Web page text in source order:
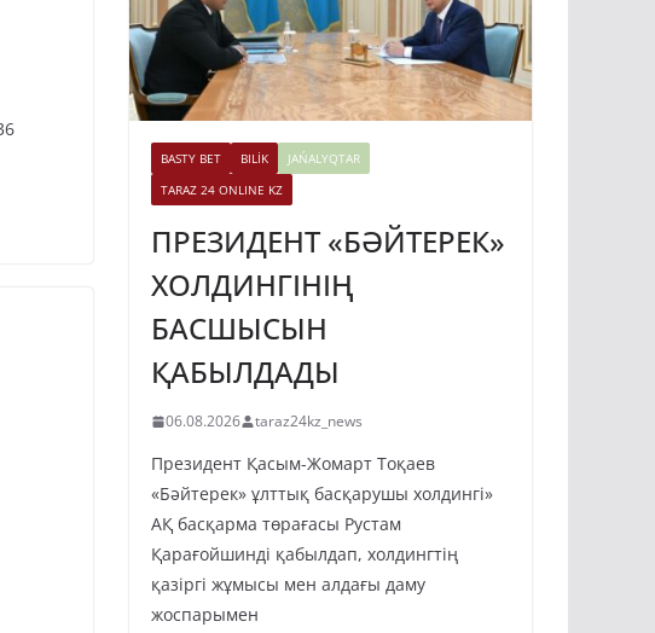
BASTY BET BILİK
JAŃALYQTAR
TARAZ 24 ONLINE KZ
ПРЕЗИДЕНТ «БӘЙТЕРЕК»
ХОЛДИНГІНІҢ
БАСШЫСЫН
ҚАБЫЛДАДЫ
06.08.2026 taraz24kz_news
Президент Қасым-Жомарт Тоқаев
«Бәйтерек» ұлттық басқарушы холдингі»
АҚ басқарма төрағасы Рустам
Қарағойшинді қабылдап, холдингтің
қазіргі жұмысы мен алдағы даму
жоспарымен